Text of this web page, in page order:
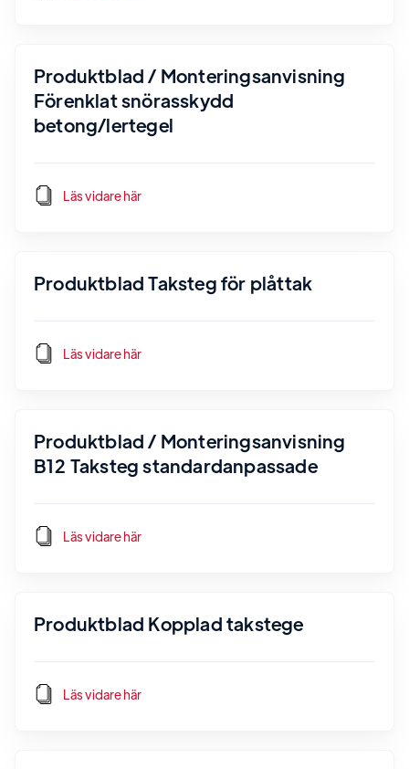
Produktblad / Monteringsanvisning
Förenklat snörasskydd
betong/lertegel
Läs vidare här
Produktblad Taksteg för plåttak
Läs vidare här
Produktblad / Monteringsanvisning
B12 Taksteg standardanpassade
Läs vidare här
Produktblad Kopplad takstege
Läs vidare här